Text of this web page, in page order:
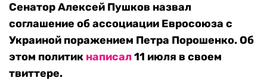
Сенатор Алексей Пушков назвал
соглашение об ассоциации Евросоюза с
Украиной поражением Петра Порошенко. Об
этом политик написал11 июля в своем
твиттере.